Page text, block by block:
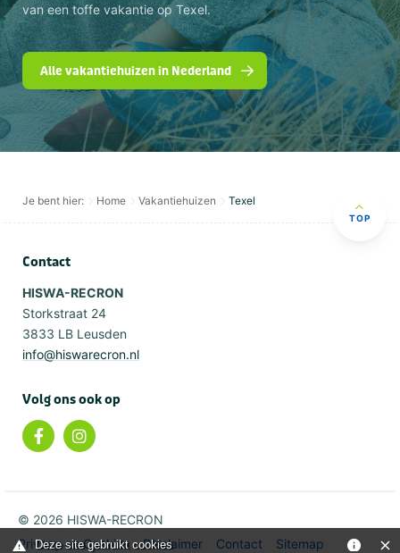
Deze site gebruikt cookies
van een toffe vakantie op Texel.
Alle vakantiehuizen in Nederland
Je bent hier: Home Vakantiehuizen Texel
TOP
Contact
HISWA-RECRON
Storkstraat 24
3833 LB Leusden
info@hiswarecron.nl
Volg ons ook op
© 2026 HISWA-RECRON
Privacy en Cookies
Disclaimer Contact Sitemap